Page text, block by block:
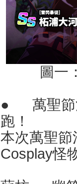
圖一
●
萬聖
跑！
本次萬聖
Cosplay怪